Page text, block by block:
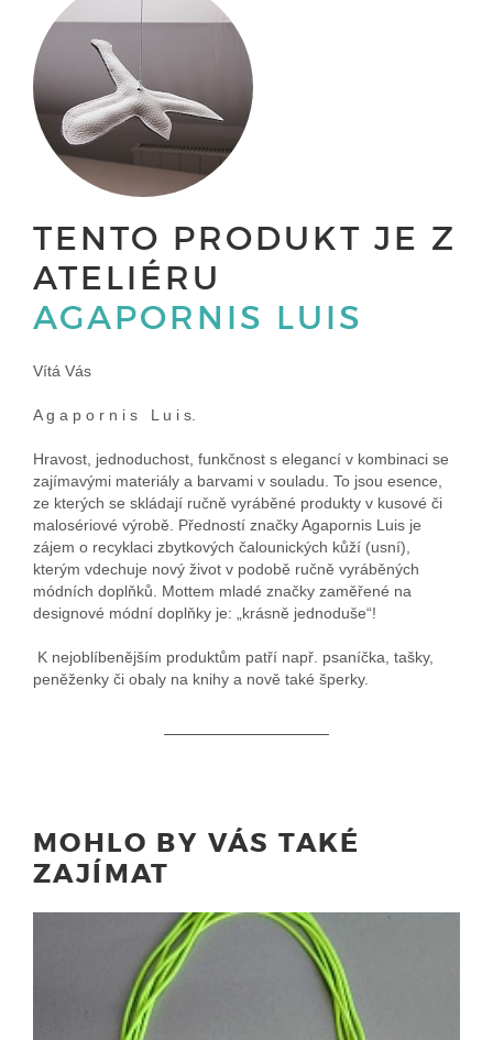
TENTO PRODUKT JE Z
ATELIÉRU
AGAPORNIS LUIS
Vítá Vás
A g a p o r n i s L u i s.
Hravost, jednoduchost, funkčnost s elegancí v kombinaci se
zajímavými materiály a barvami v souladu. To jsou esence,
ze kterých se skládají ručně vyráběné produkty v kusové či
malosériové výrobě. Předností značky Agapornis Luis je
zájem o recyklaci zbytkových čalounických kůží (usní),
kterým vdechuje nový život v podobě ručně vyráběných
módních doplňků. Mottem mladé značky zaměřené na
designové módní doplňky je: „krásně jednoduše“!
K nejoblíbenějším produktům patří např. psaníčka, tašky,
peněženky či obaly na knihy a nově také šperky.
MOHLO BY VÁS TAKÉ
ZAJÍMAT